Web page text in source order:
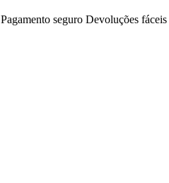
Pagamento seguro Devoluções fáceis